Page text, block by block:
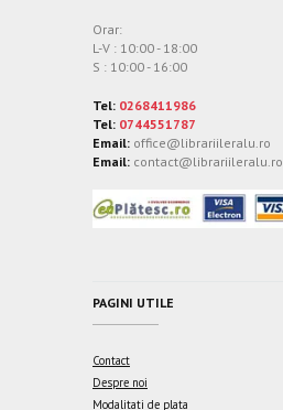
Orar:
L-V : 10:00 - 18:00
S : 10:00 - 16:00
Tel: 0268411986
Tel: 0744551787
Email: office@librariileralu.ro
Email: contact@librariileralu.ro
PAGINI UTILE
Contact
Despre noi
Modalitati de plata